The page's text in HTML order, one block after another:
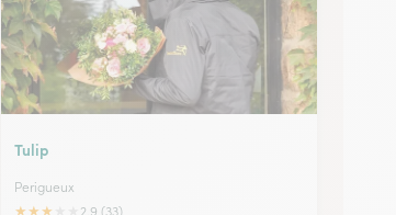
Tulip
Perigueux
★★★
2.9 (33)